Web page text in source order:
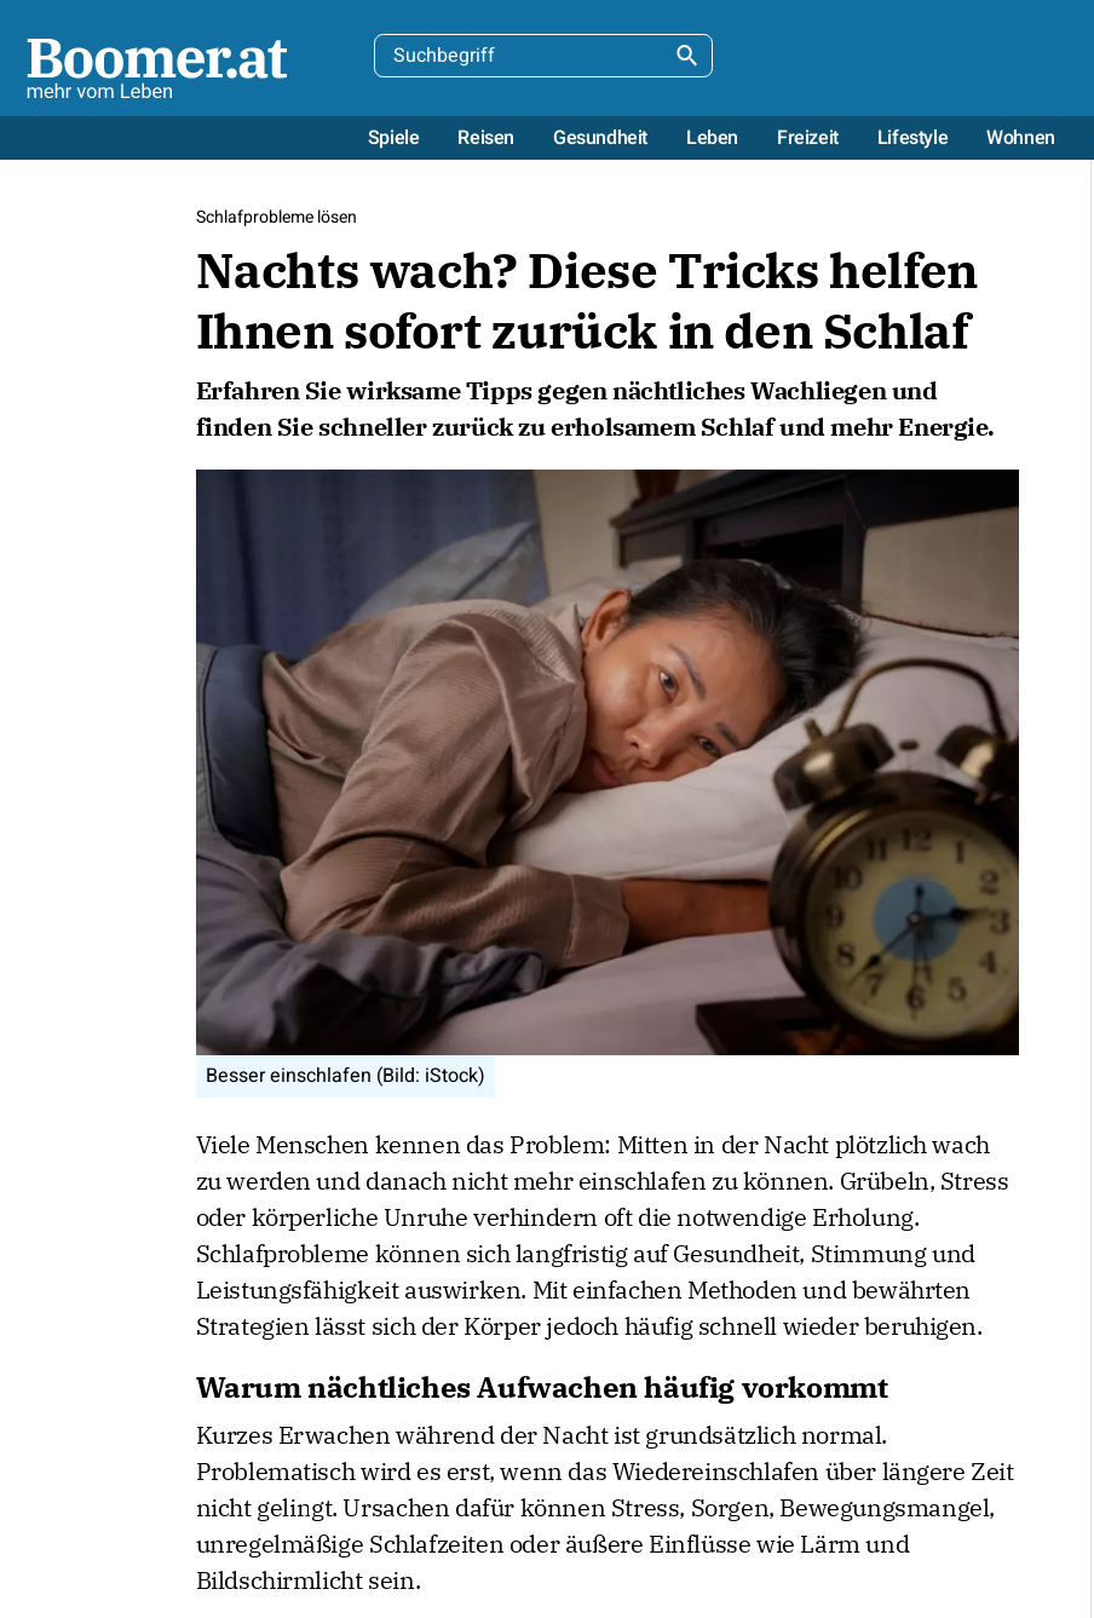
Spiele Reisen Gesundheit Leben Freizeit Lifestyle Wohnen
Schlafprobleme lösen
Nachts wach? Diese Tricks helfen
Ihnen sofort zurück in den Schlaf
Erfahren Sie wirksame Tipps gegen nächtliches Wachliegen und
finden Sie schneller zurück zu erholsamem Schlaf und mehr Energie.
Besser einschlafen (Bild: iStock)
Viele Menschen kennen das Problem: Mitten in der Nacht plötzlich wach
zu werden und danach nicht mehr einschlafen zu können. Grübeln, Stress
oder körperliche Unruhe verhindern oft die notwendige Erholung.
Schlafprobleme können sich langfristig auf Gesundheit, Stimmung und
Leistungsfähigkeit auswirken. Mit einfachen Methoden und bewährten
Strategien lässt sich der Körper jedoch häufig schnell wieder beruhigen.
Warum nächtliches Aufwachen häufig vorkommt
Kurzes Erwachen während der Nacht ist grundsätzlich normal.
Problematisch wird es erst, wenn das Wiedereinschlafen über längere Zeit
nicht gelingt. Ursachen dafür können Stress, Sorgen, Bewegungsmangel,
unregelmäßige Schlafzeiten oder äußere Einflüsse wie Lärm und
Bildschirmlicht sein.